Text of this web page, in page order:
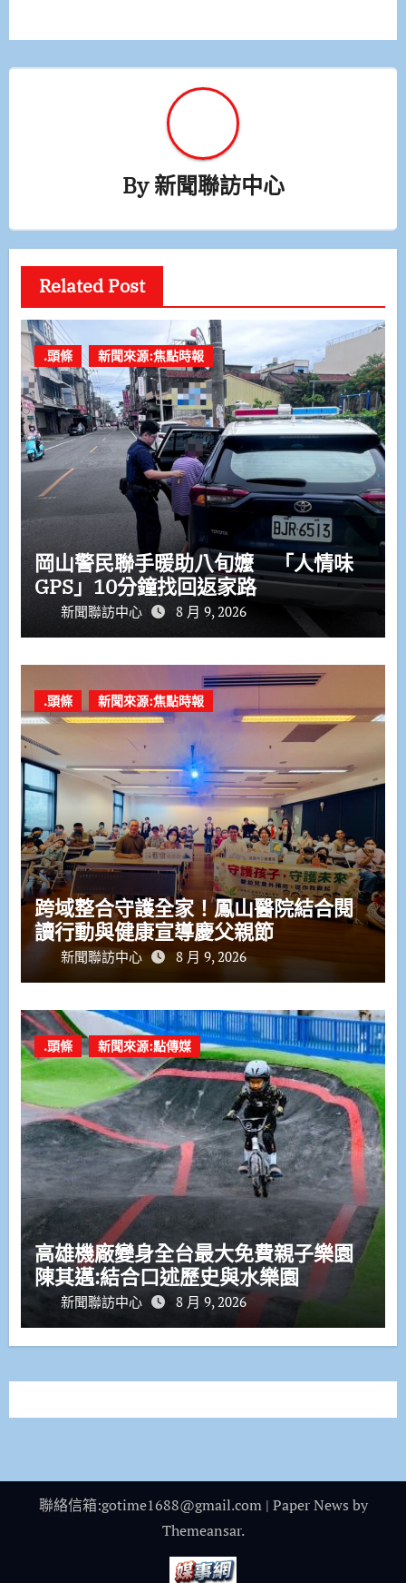
By新聞聯訪中心
Related Post
.頭條 新聞來源:焦點時報
岡山警民聯手暖助八旬嬤 「人情味
GPS」10分鐘找回返家路
新聞聯訪中心 8 月 9, 2026
.頭條 新聞來源:焦點時報
跨域整合守護全家！鳳山醫院結合閱
讀行動與健康宣導慶父親節
新聞聯訪中心 8 月 9, 2026
.頭條 新聞來源:點傳媒
高雄機廠變身全台最大免費親子樂園
陳其邁:結合口述歷史與水樂園
新聞聯訪中心 8 月 9, 2026
聯絡信箱:gotime1688@gmail.com | Paper News by
Themeansar.